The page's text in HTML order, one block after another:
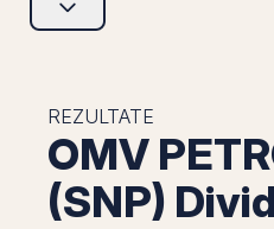
REZULTATE
OMV
(SNP)